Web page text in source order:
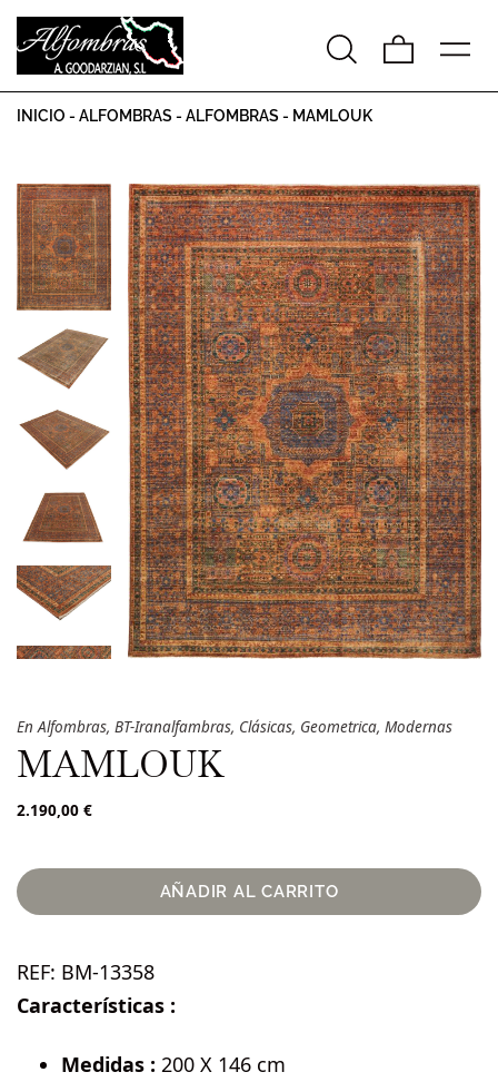
INICIO - ALFOMBRAS - ALFOMBRAS - MAMLOUK
EnAlfombras, BT-Iranalfambras, Clásicas, Geometrica, Modernas
MAMLOUK
2.190,00 €
AÑADIR AL CARRITO
REF: BM-13358
Características :
Medidas : 200 X 146 cm